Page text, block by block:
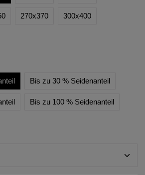
270x370 300x400
Bis zu 30 % Seidenanteil
Bis zu 100 % Seidenanteil